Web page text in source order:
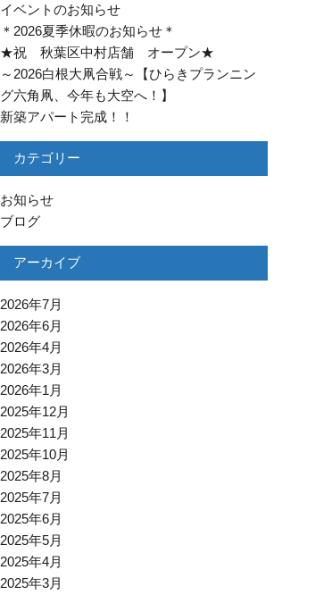
イベントのお知らせ
＊2026夏季休暇のお知らせ＊
★祝 秋葉区中村店舗 オープン★
～2026白根大凧合戦～【ひらきプランニン
グ六角凧、今年も大空へ！】
新築アパート完成！！
カテゴリー
お知らせ
ブログ
アーカイブ
2026年7月
2026年6月
2026年4月
2026年3月
2026年1月
2025年12月
2025年11月
2025年10月
2025年8月
2025年7月
2025年6月
2025年5月
2025年4月
2025年3月